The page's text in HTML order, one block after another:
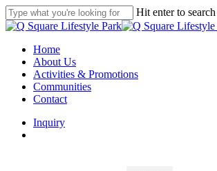
Skip
to
content
Hit enter to
Close
search
Menu
Home
About Us
Activities & Promotions
Communities
Contact
Inquiry